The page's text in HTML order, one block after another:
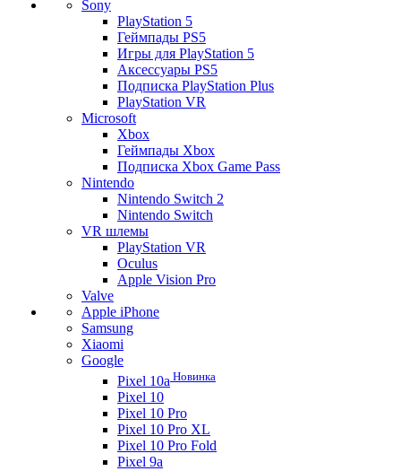
Sony
PlayStation 5
Геймпады PS5
Игры для PlayStation 5
Аксессуары PS5
Подписка PlayStation Plus
PlayStation VR
Microsoft
Xbox
Геймпады Xbox
Подписка Xbox Game Pass
Nintendo
Nintendo Switch 2
Nintendo Switch
VR шлемы
PlayStation VR
Oculus
Apple Vision Pro
Valve
Apple iPhone
Samsung
Xiaomi
Google
Pixel 10a Новинка
Pixel 10
Pixel 10 Pro
Pixel 10 Pro XL
Pixel 10 Pro Fold
Pixel 9a